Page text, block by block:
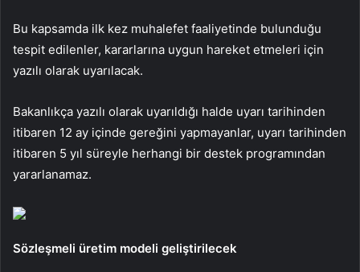
Bu kapsamda ilk kez muhalefet faaliyetinde bulunduğu
tespit edilenler, kararlarına uygun hareket etmeleri için
yazılı olarak uyarılacak.
Bakanlıkça yazılı olarak uyarıldığı halde uyarı tarihinden
itibaren 12 ay içinde gereğini yapmayanlar, uyarı tarihinden
itibaren 5 yıl süreyle herhangi bir destek programından
yararlanamaz.
Sözleşmeli üretim modeli geliştirilecek